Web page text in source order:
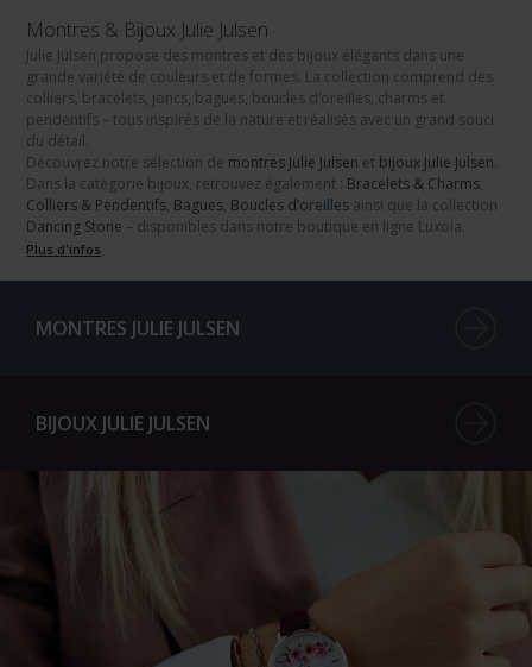
Montres & Bijoux Julie Julsen
Julie Julsen propose des montres et des bijoux élégants dans une
grande variété de couleurs et de formes. La collection comprend des
colliers, bracelets, joncs, bagues, boucles d’oreilles, charms et
pendentifs – tous inspirés de la nature et réalisés avec un grand souci
du détail.
Découvrez notre sélection de montres Julie Julsen et bijoux Julie Julsen.
Dans la catégorie bijoux, retrouvez également : Bracelets & Charms,
Colliers & Pendentifs, Bagues, Boucles d’oreilles ainsi que la collection
Dancing Stone – disponibles dans notre boutique en ligne Luxoia.
Plus d'infos
MONTRES JULIE JULSEN
BIJOUX JULIE JULSEN